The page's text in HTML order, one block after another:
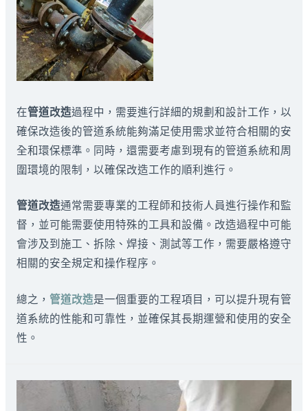
在管道改造過程中，需要進行詳細的規劃和設計工作，以
確保改造後的管道系統能夠滿足使用需求並符合相關的安
全和環保標準。同時，還需要考慮到現有的管道系統和周
圍環境的限制，以確保改造工作的順利進行。
管道改造通常需要專業的工程師和技術人員進行操作和監
督，並可能需要使用特殊的工具和設備。改造過程中可能
會涉及到施工、拆除、焊接、測試等工作，需要嚴格遵守
相關的安全規定和操作程序。
總之， 管道改造是一個重要的工程項目，可以提升現有管
道系統的性能和可靠性，並確保其長期運營和使用的安全
性。